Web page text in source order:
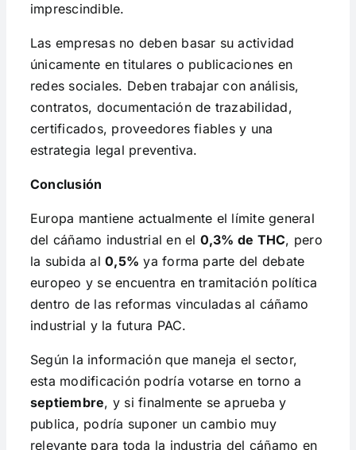
imprescindible.
Las empresas no deben basar su actividad
únicamente en titulares o publicaciones en
redes sociales. Deben trabajar con análisis,
contratos, documentación de trazabilidad,
certificados, proveedores fiables y una
estrategia legal preventiva.
Conclusión
Europa mantiene actualmente el límite general
del cáñamo industrial en el 0,3% de THC, pero
la subida al0,5% ya forma parte del debate
europeo y se encuentra en tramitación política
dentro de las reformas vinculadas al cáñamo
industrial y la futura PAC.
Según la información que maneja el sector,
esta modificación podría votarse en torno a
septiembre, y si finalmente se aprueba y
publica, podría suponer un cambio muy
relevante para toda la industria del cáñamo en